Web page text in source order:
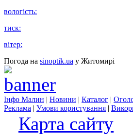
вологість:
тиск:
вітер:
Погода на sinoptik.ua у Житомирі
Інфо Малин | Новини | Каталог |
Реклама | Умови користування |
Карта сайту